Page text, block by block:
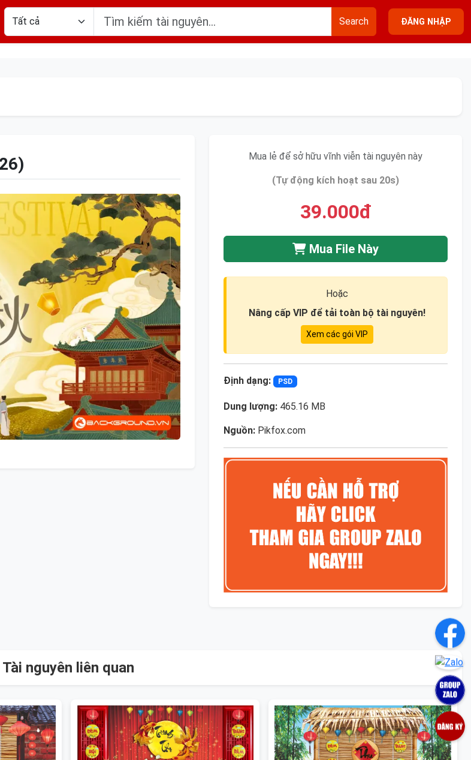
Search ĐĂNG NHẬP
Mua lẻ để sở hữu vĩnh viễn tài nguyên này
(Tự động kích hoạt sau 20s)
39.000đ
Mua File Này
Hoặc
Nâng cấp VIP để tải toàn bộ tài nguyên!
Xem các gói VIP
Định dạng: PSD
Dung lượng: 465.16 MB
Nguồn: Pikfox.com
Tài nguyên liên quan